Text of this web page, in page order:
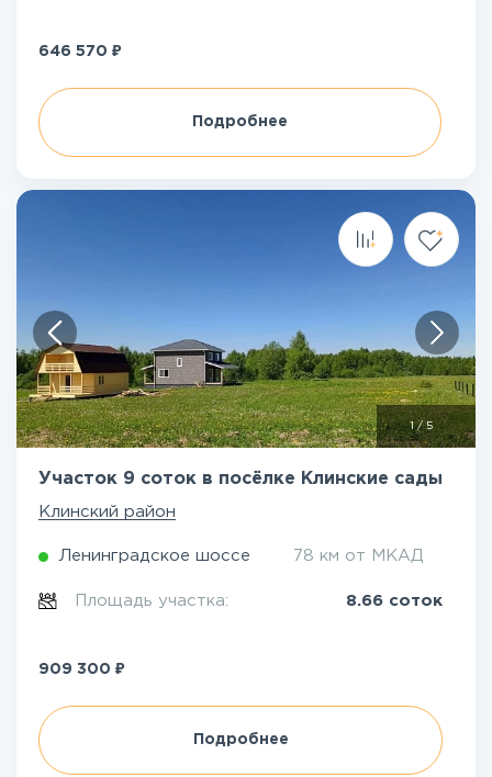
646 570 ₽
Подробнее
1/5
Участок 9 соток в посёлке Клинские сады
Клинский район
Ленинградское шоссе 78 км от МКАД
Площадь участка: 8.66 соток
909 300 ₽
Подробнее